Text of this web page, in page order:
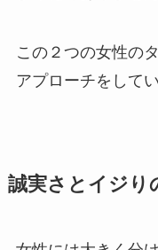
この２つの女性の
アプローチをして
誠実さとイジり